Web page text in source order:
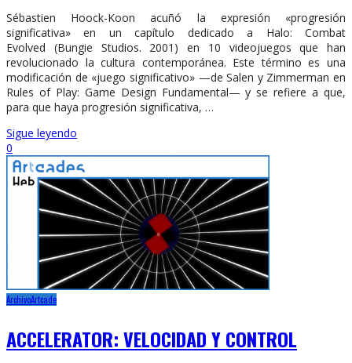
Sébastien Hoock-Koon acuñó la expresión «progresión
significativa» en un capítulo dedicado a Halo: Combat
Evolved (Bungie Studios. 2001) en 10 videojuegos que han
revolucionado la cultura contemporánea. Este término es una
modificación de «juego significativo» —de Salen y Zimmerman en
Rules of Play: Game Design Fundamental— y se refiere a que,
para que haya progresión significativa, …
Sigue leyendo
0
ArchivoArtcade
ACCELERATOR: VELOCIDAD Y CONTROL